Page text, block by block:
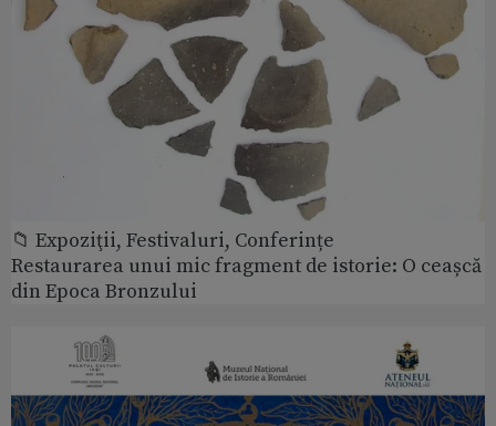
📁 Expoziţii, Festivaluri, Conferințe
Restaurarea unui mic fragment de istorie: O ceașcă
din Epoca Bronzului